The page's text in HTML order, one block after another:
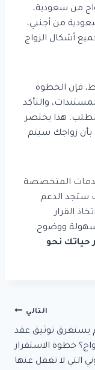
من سعودية،
من أجنبي،
أشكال الزواج
فإن الخطوة
والتأكد
هذا يختصر
بأن زواجك سيتم
المتخصصة
ستجد الدعم
القرار
سهولة ووضوح.
حياتك نحو
التالي
يستغرق توثيق عقد
خطوة الاستقرار
التي لا تغفل عنها